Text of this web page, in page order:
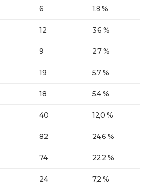
6 1,8 %
12 3,6 %
9 2,7 %
19 5,7 %
18 5,4 %
40 12,0 %
82 24,6 %
74 22,2 %
24 7,2 %